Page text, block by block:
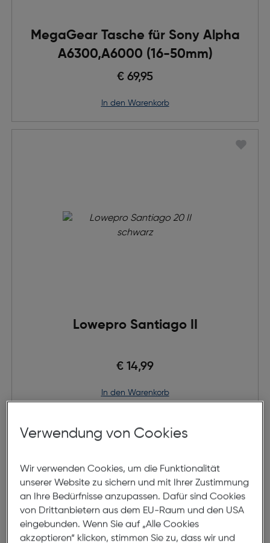
MegaGear Tasche für Sony Alpha
A6300,A6000 (16-50mm)
€ 69,95
in den Warenkorb
Lowepro Santiago II
€ 14,99
in den Warenkorb
Verwendung von Cookies
Wir verwenden Cookies, um die Funktionalität
unserer Website zu sichern und mit Ihrer Zustimmung
an Ihre Bedürfnisse anzupassen. Dafür sind Cookies
von Drittanbietern aus dem EU-Raum und den USA
eingebunden. Wenn Sie auf „Alle Cookies
akzeptieren“ klicken, stimmen Sie zu, dass wir und